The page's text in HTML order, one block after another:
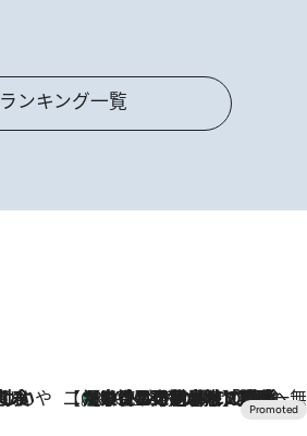
ランキング一覧
【CREA×星野リゾート】唯一無二。癒しと発見が待つ場所へ
2026.8.7
【トンボの足水浴】ヒノキの香りに包まれて涼感マックス！約13℃の湧水かけ流しを避暑地「星野温泉 トンボの湯」で体験